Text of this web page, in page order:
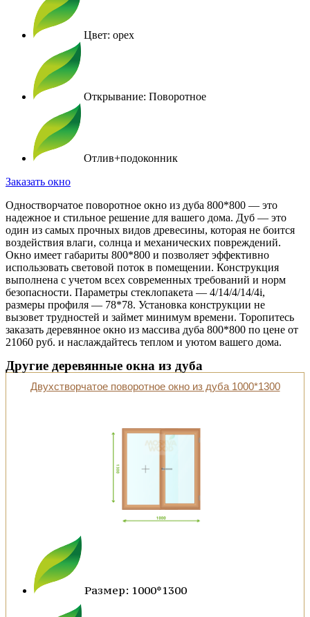
Цвет: орех
Открывание: Поворотное
Отлив+подоконник
Заказать окно
Одностворчатое поворотное окно из дуба 800*800 — это
надежное и стильное решение для вашего дома. Дуб — это
один из самых прочных видов древесины, которая не боится
воздействия влаги, солнца и механических повреждений.
Окно имеет габариты 800*800 и позволяет эффективно
использовать световой поток в помещении. Конструкция
выполнена с учетом всех современных требований и норм
безопасности. Параметры стеклопакета — 4/14/4/14/4i,
размеры профиля — 78*78. Установка конструкции не
вызовет трудностей и займет минимум времени. Торопитесь
заказать деревянное окно из массива дуба 800*800 по цене от
21060 руб. и наслаждайтесь теплом и уютом вашего дома.
Другие деревянные окна из дуба
Двухстворчатое поворотное окно из дуба 1000*1300
Размер: 1000*1300